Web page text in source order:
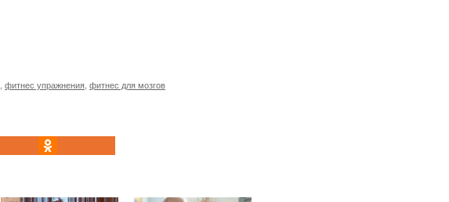
фитнес упражнения фитнес для мозгов